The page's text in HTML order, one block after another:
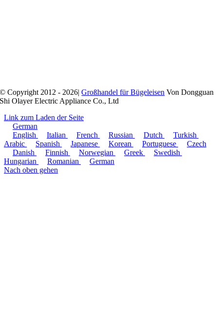
© Copyright 2012 - 2026|Großhandel für Bügeleisen Von Dongguan
Shi Olayer Electric Appliance Co., Ltd
Link zum Laden der Seite
German
English
Italian French Russian Dutch
Turkish
Arabic
Spanish Japanese Korean Portuguese
Czech
Danish
Finnish Norwegian Greek
Swedish
Hungarian
Romanian
German
Nach oben gehen